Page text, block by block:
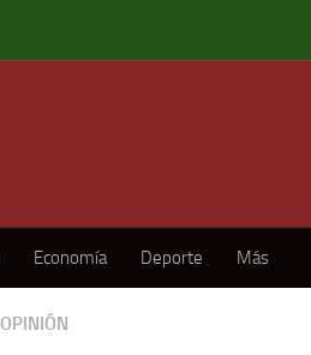
Economía Deporte Más
OPINIÓN